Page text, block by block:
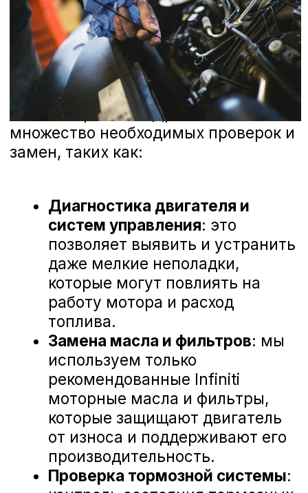
только положительные впечатления.
Наши специалисты проходят регулярное
обучение и используют последние
технологии для диагностики и ремонта
вашего автомобиля. Мы ценим каждое
ваше мнение и готовы рассмотреть
любые предложения, чтобы сделать наш
сервис еще лучше. Ниже вы можете
ознакомиться с отзывами наших
клиентов, которые уже оценили высокий
уровень профессионализма наших